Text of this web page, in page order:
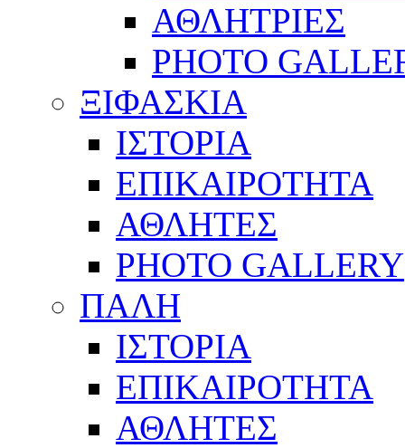
ΑΘΛΗΤΡΙΕΣ
PHOTO
ΞΙΦΑΣΚΙΑ
ΙΣΤΟΡΙΑ
ΕΠΙΚΑΙΡΟΤΗΤΑ
ΑΘΛΗΤΕΣ
PHOTO GALLERY
ΠΑΛΗ
ΙΣΤΟΡΙΑ
ΕΠΙΚΑΙΡΟΤΗΤΑ
ΑΘΛΗΤΕΣ